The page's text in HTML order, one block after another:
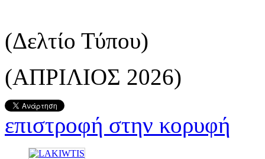
(Δελτίο Τύπου)
(ΑΠΡΙΛΙΟΣ 2026)
επιστροφή στην κορυφή